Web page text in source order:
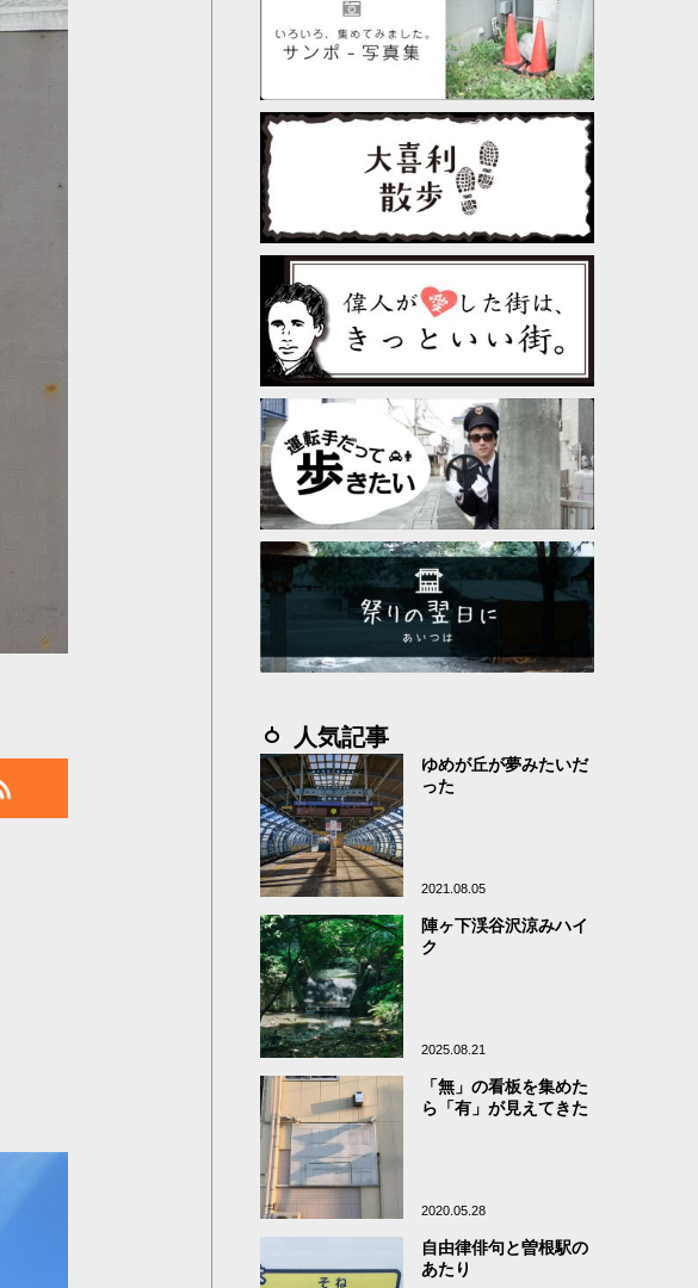
人気記事
ゆめが丘が夢みたいだ
った
2021.08.05
陣ヶ下渓谷沢涼みハイ
ク
2025.08.21
「無」の看板を集めた
ら「有」が見えてきた
2020.05.28
自由律俳句と曽根駅の
あたり